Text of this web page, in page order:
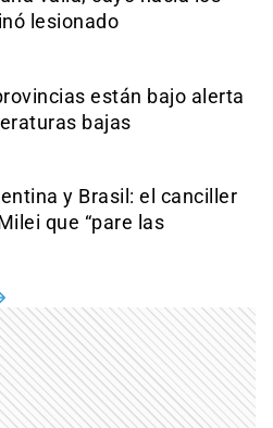
lesionado
están bajo alerta
bajas
y Brasil: el canciller
que “pare las